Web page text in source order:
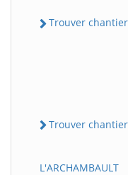
Trouver chantier
Trouver
L'ARCHAMBAULT